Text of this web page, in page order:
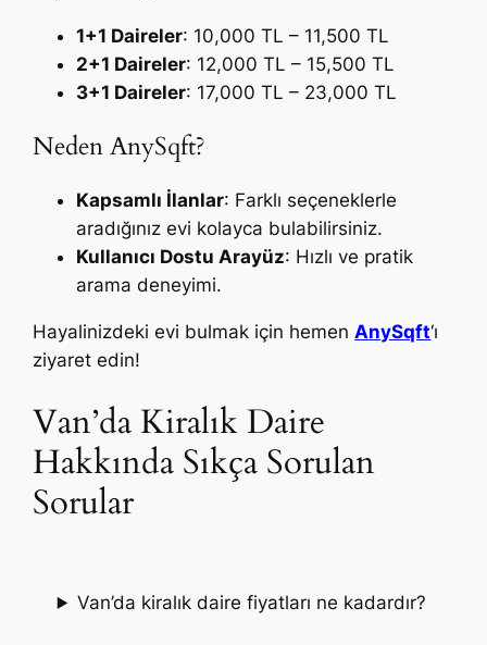
1+1 Daireler: 10,000 TL – 11,500 TL
2+1 Daireler: 12,000 TL – 15,500 TL
3+1 Daireler: 17,000 TL – 23,000 TL
Neden AnySqft?
Kapsamlı İlanlar: Farklı seçeneklerle
aradığınız evi kolayca bulabilirsiniz.
Kullanıcı Dostu Arayüz: Hızlı ve pratik
arama deneyimi.
Hayalinizdeki evi bulmak için hemenAnySqft‘ı
ziyaret edin!
Van’da Kiralık Daire
Hakkında Sıkça Sorulan
Sorular
Van’da kiralık daire fiyatları ne kadardır?